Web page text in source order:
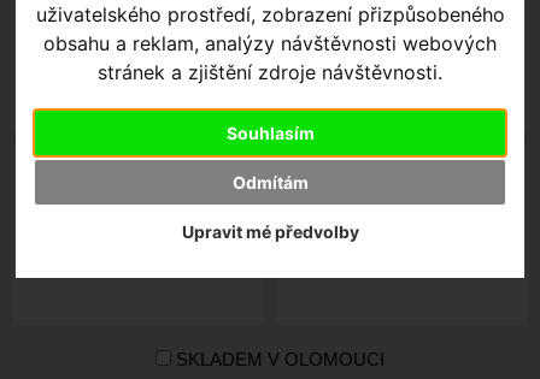
uživatelského prostředí, zobrazení přizpůsobeného
obsahu a reklam, analýzy návštěvnosti webových
stránek a zjištění zdroje návštěvnosti.
Souhlasím
Odmítám
Upravit mé předvolby
ZTRATILI
SKLADEM V OLOMOUCI